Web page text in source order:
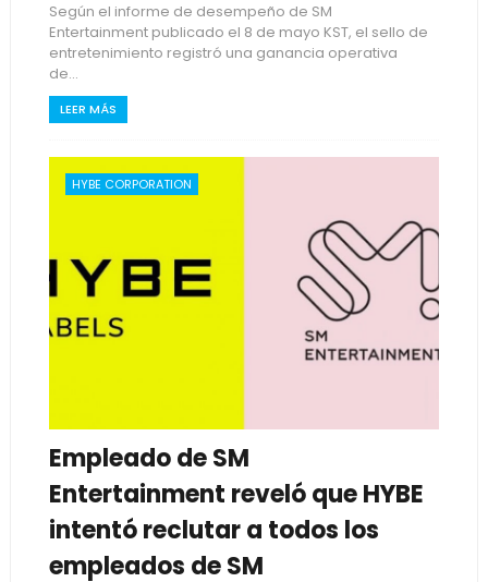
Según el informe de desempeño de SM
Entertainment publicado el 8 de mayo KST, el sello de
entretenimiento registró una ganancia operativa
de...
LEER MÁS
HYBE CORPORATION
Empleado de SM
Entertainment reveló que HYBE
intentó reclutar a todos los
empleados de SM